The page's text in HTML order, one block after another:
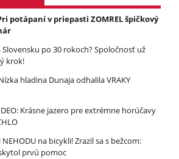
potápaní v priepasti ZOMREL špičkový
Slovensku po 30 rokoch? Spoločnosť už
krok!
hladina Dunaja odhalila VRAKY
Krásne jazero pre extrémne horúčavy
na bicykli! Zrazil sa s bežcom:
prvú pomoc